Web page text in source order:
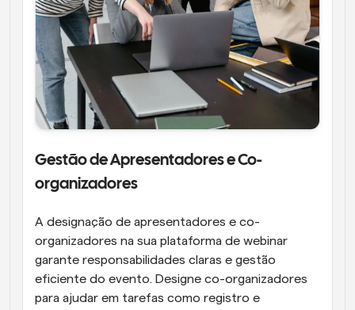
Gestão de Apresentadores e Co-
organizadores
A designação de apresentadores e co-
organizadores na sua plataforma de webinar
garante responsabilidades claras e gestão
eficiente do evento. Designe co-organizadores
para ajudar em tarefas como registro e